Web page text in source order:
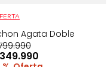
Agata Doble
.990
349.990